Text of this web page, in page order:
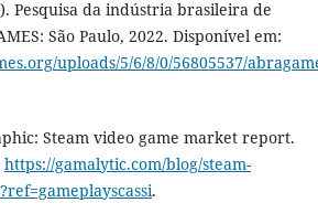
Pesquisa da indústria brasileira de
São Paulo, 2022. Disponível em:
uploads/5/6/8/0/56805537/
Steam video game market report.
https://gamalytic.com/blog/steam-
.